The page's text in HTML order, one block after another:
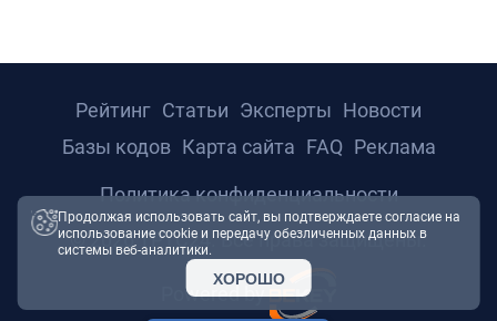
© 2026 ТРТС24. Все права защищены.
Powered by
Рейтинг Статьи Эксперты Новости
Базы кодов Карта сайта FAQ Реклама
Политика конфиденциальности
Продолжая использовать сайт, вы подтверждаете согласие на
использование cookie и передачу обезличенных данных в
системы веб-аналитики.
ХОРОШО